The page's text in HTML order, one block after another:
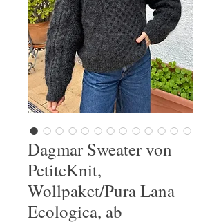
Dagmar Sweater von
PetiteKnit,
Wollpaket/Pura Lana
Ecologica, ab